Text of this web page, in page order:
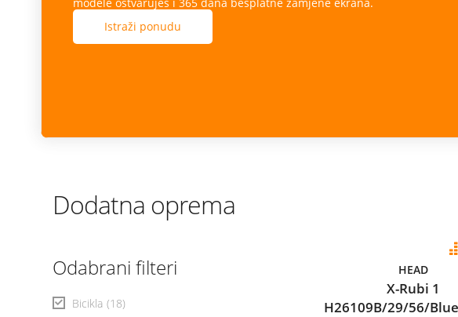
Istraži ponudu
Dodatna oprema
Odabrani filteri
Bicikla (18)
HEAD
X-Rubi 1
H26109B/29/56/